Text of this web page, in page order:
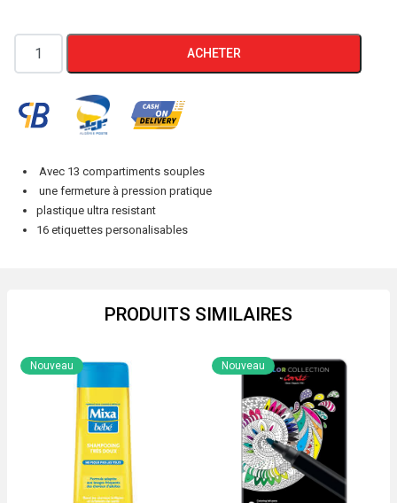
quantité
de
Document
Soufflet
A4
United
Office
ACHETER
Avec 13 compartiments souples
une fermeture à pression pratique
plastique ultra resistant
16 etiquettes personalisables
PRODUITS SIMILAIRES
Nouveau Nouveau